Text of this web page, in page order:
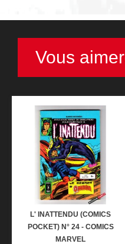
Vous
L' INATTENDU (COMICS
POCKET) N° 24 - COMICS
MARVEL